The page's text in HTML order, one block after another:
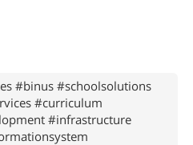
#binus #schoolsolutions
#curriculum
#infrastructure